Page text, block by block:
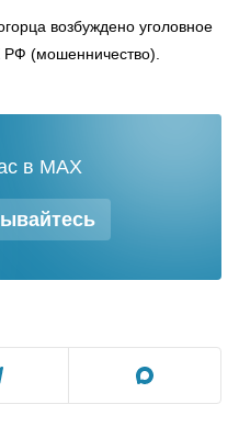
возбуждено уголовное
РФ (мошенничество).
в MAX